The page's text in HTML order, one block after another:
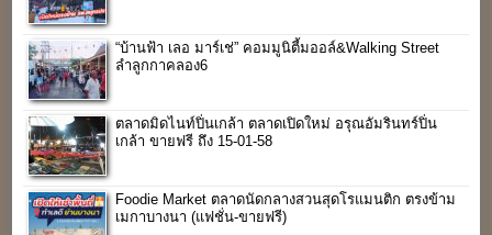
“บ้านฟ้า เลอ มาร์เช่” คอมมูนิตี้มออล์&Walking Street
ลำลูกกาคลอง6
ตลาดมิดไนท์ปิ่นเกล้า ตลาดเปิดใหม่ อรุณอัมรินทร์ปิ่น
เกล้า ขายฟรี ถึง 15-01-58
Foodie Market ตลาดนัดกลางสวนสุดโรแมนติก ตรงข้าม
เมกาบางนา (แฟชั่น-ขายฟรี)